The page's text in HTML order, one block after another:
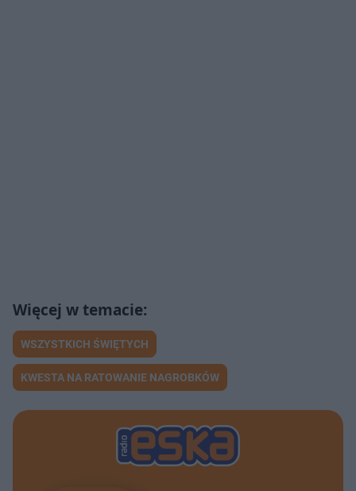
WSZYSTKICH ŚWIĘTYCH
KWESTA NA RATOWANIE NAGROBKÓW